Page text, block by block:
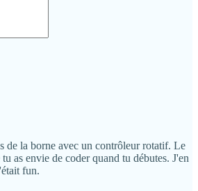
de la borne avec un contrôleur rotatif. Le
as envie de coder quand tu débutes. J'en
fun.